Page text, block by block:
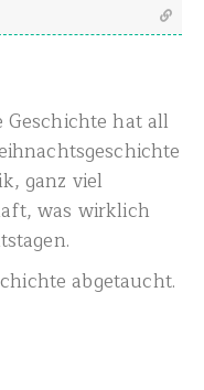
hat all
ganz viel
was wirklich
abgetaucht.